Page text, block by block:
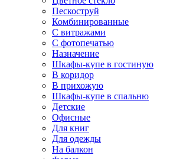
Пескоструй
Комбинированные
С витражами
С фотопечатью
Назначение
Шкафы-купе в гостиную
В коридор
В прихожую
Шкафы-купе в спальню
Детские
Офисные
Для книг
Для одежды
На балкон